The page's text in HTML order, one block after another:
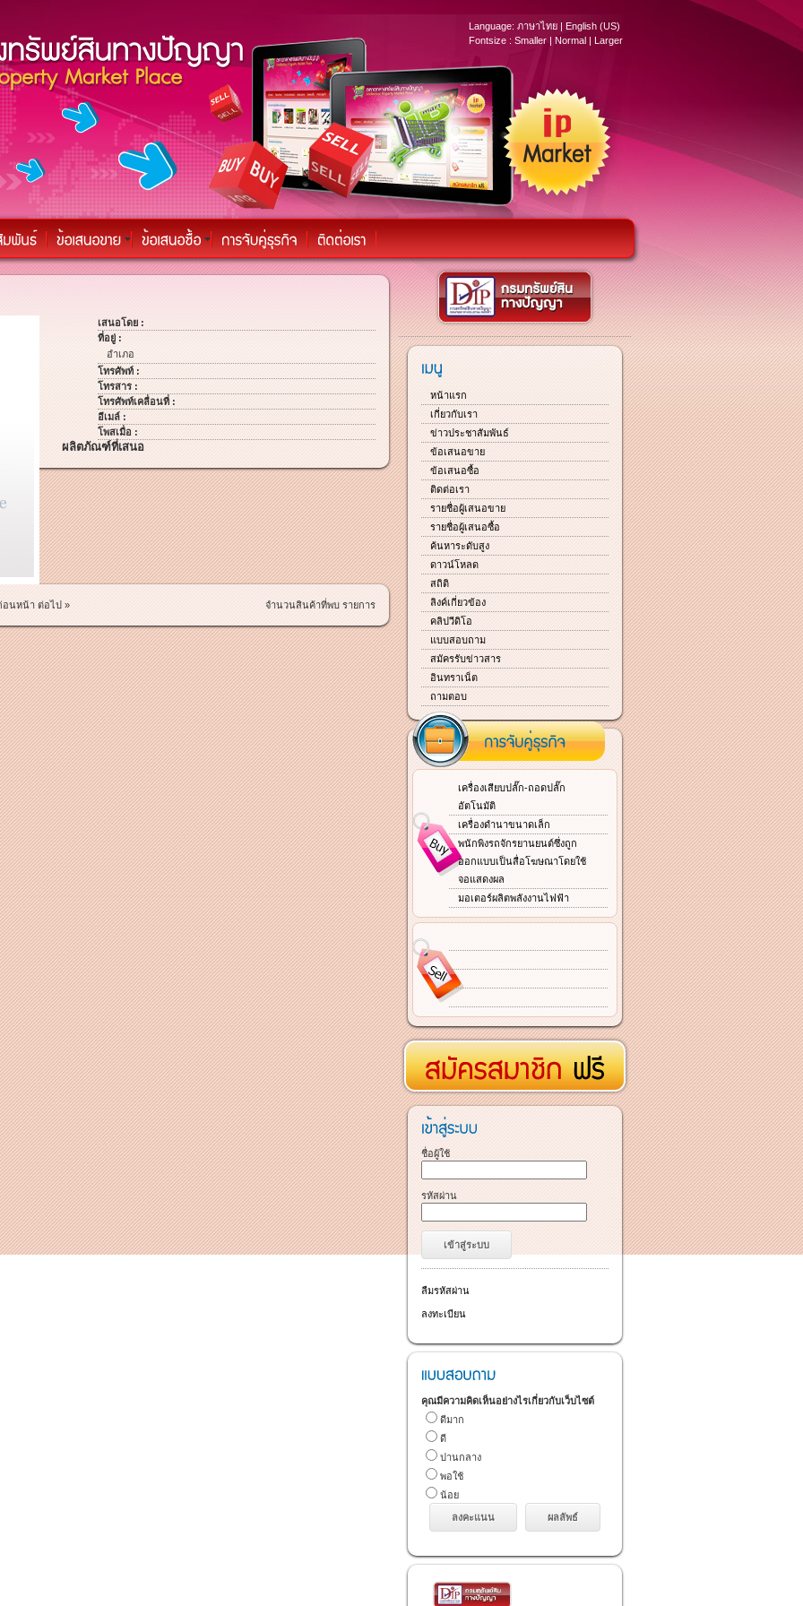
Language: ภาษาไทย | English (US)
Fontsize : Smaller | Normal | Larger
เสนอโดย :
ที่อยู่ :
อำเภอ
โทรศัพท์ :
โทรสาร :
โทรศัพท์เคลื่อนที่ :
อีเมล์ :
โพสเมื่อ :
ผลิตภัณฑ์ที่เสนอ
จำนวนสินค้าที่พบ รายการ
อนหน้า ต่อไป »
หน้าแรก
เกี่ยวกับเรา
ข่าวประชาสัมพันธ์
ข้อเสนอขาย
ข้อเสนอซื้อ
ติดต่อเรา
รายชื่อผู้เสนอขาย
รายชื่อผู้เสนอซื้อ
ค้นหาระดับสูง
ดาวน์โหลด
สถิติ
ลิงค์เกี่ยวข้อง
คลิปวีดิโอ
แบบสอบถาม
สมัครรับข่าวสาร
อินทราเน็ต
ถามตอบ
เครื่องเสียบปลั๊ก-ถอดปลั๊ก
อัตโนมัติ
เครื่องดำนาขนาดเล็ก
พนักพิงรถจักรยานยนต์ซึ่งถูก
ออกแบบเป็นสื่อโฆษณาโดยใช้
จอแสดงผล
มอเตอร์ผลิตพลังงานไฟฟ้า
ชื่อผู้ใช้
รหัสผ่าน
ลืมรหัสผ่าน
ลงทะเบียน
คุณมีความคิดเห็นอย่างไรเกี่ยวกับเว็บไซต์
ดีมาก
ดี
ปานกลาง
พอใช้
น้อย